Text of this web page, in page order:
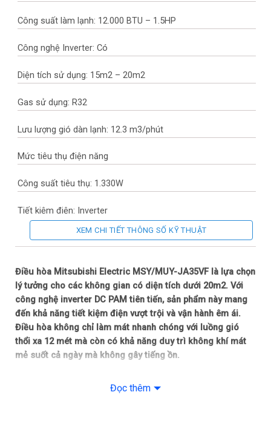
Công suất làm lạnh: 12.000 BTU – 1.5HP
Công nghệ Inverter: Có
Diện tích sử dụng: 15m2 – 20m2
Gas sử dụng: R32
Lưu lượng gió dàn lạnh: 12.3 m3/phút
Mức tiêu thụ điện năng
Công suất tiêu thụ: 1.330W
Tiết kiệm điện: Inverter
CSPF: 5.49
Cường độ dòng điện: 6.4A
Tiện ích
Năng suất tách ẩm: 1.2 lít/giờ
Tính năng: Chế độ hút ẩm
XEM CHI TIẾT THÔNG SỐ KỸ THUẬT
Điều hòa Mitsubishi Electric MSY/MUY-JA35VF là lựa chọn
lý tưởng cho các không gian có diện tích dưới 20m2. Với
công nghệ inverter DC PAM tiên tiến, sản phẩm này mang
đến khả năng tiết kiệm điện vượt trội và vận hành êm ái.
Điều hòa không chỉ làm mát nhanh chóng với luồng gió
thổi xa 12 mét mà còn có khả năng duy trì không khí mát
mẻ suốt cả ngày mà không gây tiếng ồn.
Đọc thêm